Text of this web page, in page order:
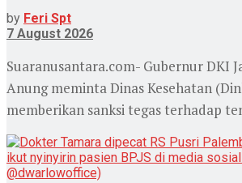
by Feri Spt
7 August 2026
Suaranusantara.com- Gubernur DKI
Anung meminta Dinas Kesehatan
memberikan sanksi tegas terhadap